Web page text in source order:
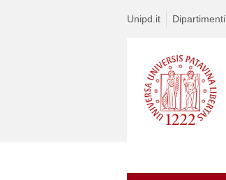
Unipd.it Dipartimenti